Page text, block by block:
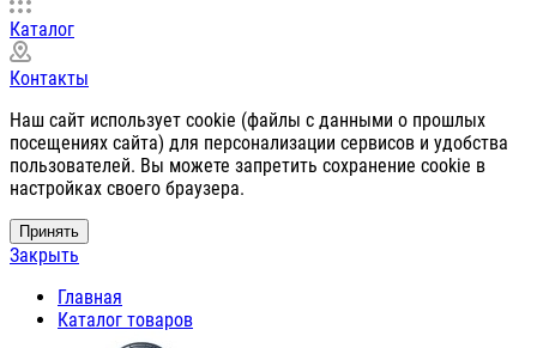
Каталог
Контакты
Наш сайт использует cookie (файлы с данными о прошлых
посещениях сайта) для персонализации сервисов и удобства
пользователей. Вы можете запретить сохранение cookie в
настройках своего браузера.
Принять
Закрыть
Главная
Каталог товаров